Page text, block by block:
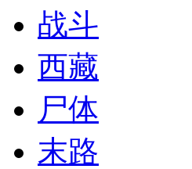
战斗
西藏
尸体
末路